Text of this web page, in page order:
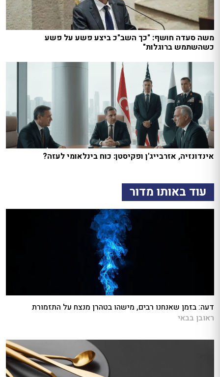
משה סעדה חושף: "כך השב"כ ביצע פשע על פשע
כשהשתמש ברוגלות"
אינדונזיה, אזרבייג'ן ופקיסטן: כוח בינלאומי לעזה?
עוד באותו מדור
דעה: בזמן שאנחנו רבים, מישהו בטהרן מנצח על התזמורת
ראובן בבאי